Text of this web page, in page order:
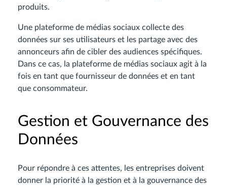
produits.
Une plateforme de médias sociaux collecte des
données sur ses utilisateurs et les partage avec des
annonceurs afin de cibler des audiences spécifiques.
Dans ce cas, la plateforme de médias sociaux agit à la
fois en tant que fournisseur de données et en tant
que consommateur.
Gestion et Gouvernance des
Données
Pour répondre à ces attentes, les entreprises doivent
donner la priorité à la gestion et à la gouvernance des